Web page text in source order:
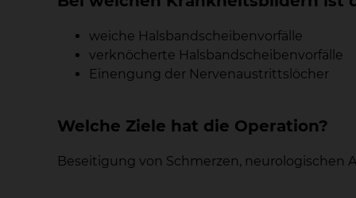
weiche Halsbandscheibenvorfälle
verknöcherte Halsbandscheibenvorfälle
Einengung der Nervenaustrittslöcher
Welche Ziele hat die Operation?
Beseitigung von Schmerzen, neurologischen